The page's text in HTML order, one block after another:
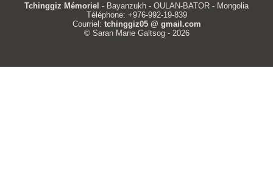
Tchinggiz Mémoriel - Bayanzukh - OULAN-BATOR - Mongolia
Téléphone: +976-992-19-839
Courriel: tchinggiz05 @ gmail.com
© Saran Marie Galtsog - 2026